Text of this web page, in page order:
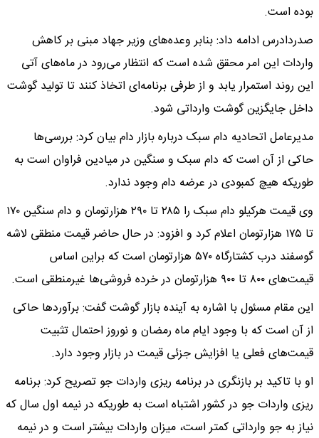
بوده است.
صدردادرس ادامه داد: بنابر وعده‌های وزیر جهاد مبنی بر کاهش
واردات این امر محقق شده است که انتظار می‌رود در ماه‌های آتی
این روند استمرار یابد و از طرفی برنامه‌ای اتخاذ کنند تا تولید گوشت
داخل جایگزین گوشت وارداتی شود.
مدیرعامل اتحادیه دام سبک درباره بازار دام بیان کرد: بررسی‌ها
حاکی از آن است که دام سبک و سنگین در میادین فراوان است به
طوریکه هیچ کمبودی در عرضه دام وجود ندارد.
وی قیمت هرکیلو دام سبک را ۲۸۵ تا ۲۹۰ هزارتومان و دام سنگین ۱۷۰
تا ۱۷۵ هزارتومان اعلام کرد و افزود: در حال حاضر قیمت منطقی لاشه
گوسفند درب کشتارگاه ۵۷۰ هزارتومان است که براین اساس
قیمت‌های ۸۰۰ تا ۹۰۰ هزارتومان در خرده فروشی‌ها غیرمنطقی است.
این مقام مسئول با اشاره به آینده بازار گوشت گفت: برآورد‌ها حاکی
از آن است که با وجود ایام ماه رمضان و نوروز احتمال تثبیت
قیمت‌های فعلی یا افزایش جزئی قیمت در بازار وجود دارد.
او با تاکید بر بازنگری در برنامه ریزی واردات جو تصریح کرد: برنامه
ریزی واردات جو در کشور اشتباه است به طوریکه در نیمه اول سال که
نیاز به جو وارداتی کمتر است، میزان واردات بیشتر است و در نیمه